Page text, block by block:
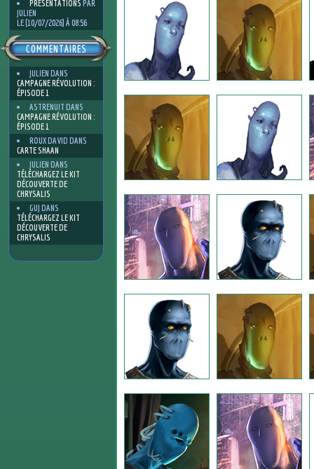
PRÉSENTATIONS PAR
JULIEN
LE [10/07/2026] À 08:56
COMMENTAIRES
JULIEN DANS
CAMPAGNE RÉVOLUTION :
ÉPISODE 1
ASTRENUIT DANS
CAMPAGNE RÉVOLUTION :
ÉPISODE 1
ROUX DAVID DANS
CARTE SHAAN
JULIEN DANS
TÉLÉCHARGEZ LE KIT
DÉCOUVERTE DE
CHRYSALIS
GUJ DANS
TÉLÉCHARGEZ LE KIT
DÉCOUVERTE DE
CHRYSALIS